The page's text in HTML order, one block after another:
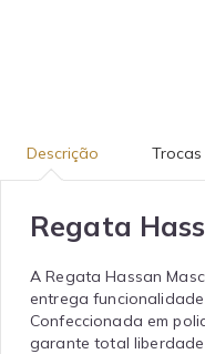
Descrição
Regata
A Regata Hassan
entrega
Confeccionada em
garante total